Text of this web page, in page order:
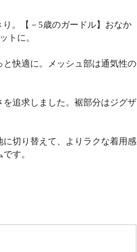
。【－5歳のガードル】おなか
トに。
快適に。メッシュ部は通気性の
追求しました。裾部分はジグザ
切り替えて、よりラクな着用感
す。